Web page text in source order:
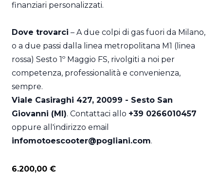
finanziari personalizzati.
Dove trovarci – A due colpi di gas fuori da Milano,
o a due passi dalla linea metropolitana M1 (linea
rossa) Sesto 1º Maggio FS, rivolgiti a noi per
competenza, professionalità e convenienza,
sempre.
Viale Casiraghi 427, 20099 - Sesto San
Giovanni (MI). Contattaci allo +39 0266010457
oppure all'indirizzo email
infomotoescooter@pogliani.com.
6.200,00 €